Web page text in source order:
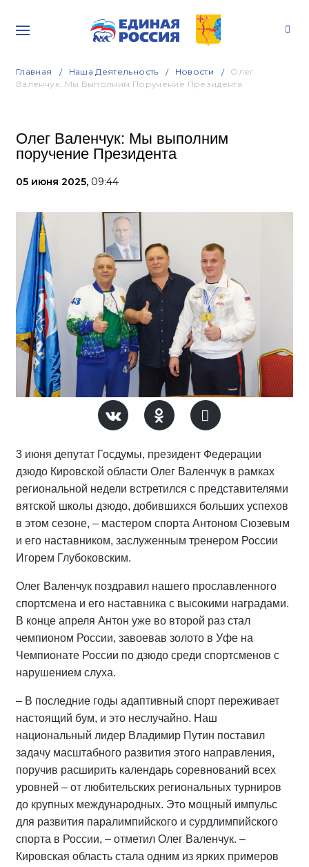
Главная Наша Деятельность Новости
Олег
Валенчук: Мы Выполним Поручение Президента
Олег Валенчук: Мы выполним
поручение Президента
05 июня 2025, 09:44
3 июня депутат Госдумы, президент Федерации
дзюдо Кировской области Олег Валенчук в рамках
региональной недели встретился с представителями
вятской школы дзюдо, добившихся больших успехов
в этом сезоне, – мастером спорта Антоном Сюзевым
и его наставником, заслуженным тренером России
Игорем Глубоковским.
Олег Валенчук поздравил нашего прославленного
спортсмена и его наставника с высокими наградами.
В конце апреля Антон уже во второй раз стал
чемпионом России, завоевав золото в Уфе на
Чемпионате России по дзюдо среди спортсменов с
нарушением слуха.
– В последние годы адаптивный спорт переживает
настоящий бум, и это неслучайно. Наш
национальный лидер Владимир Путин поставил
задачу масштабного развития этого направления,
поручив расширить календарь соревнований всех
уровней – от любительских региональных турниров
до крупных международных. Это мощный импульс
для развития паралимпийского и сурдлимпийского
спорта в России, – отметил Олег Валенчук. –
Кировская область стала одним из ярких примеров